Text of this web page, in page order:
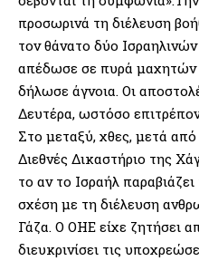
προσωρινά τη διέλευση
τον θάνατο δύο
απέδωσε σε πυρά
δήλωσε άγνοια. Οι
Δευτέρα, ωστόσο
Στο μεταξύ, χθες, μετά
Διεθνές Δικαστήριο της
το αν το Ισραήλ
σχέση με τη διέλευση
Γάζα. Ο ΟΗΕ είχε ζητήσει
διευκρινίσει τις